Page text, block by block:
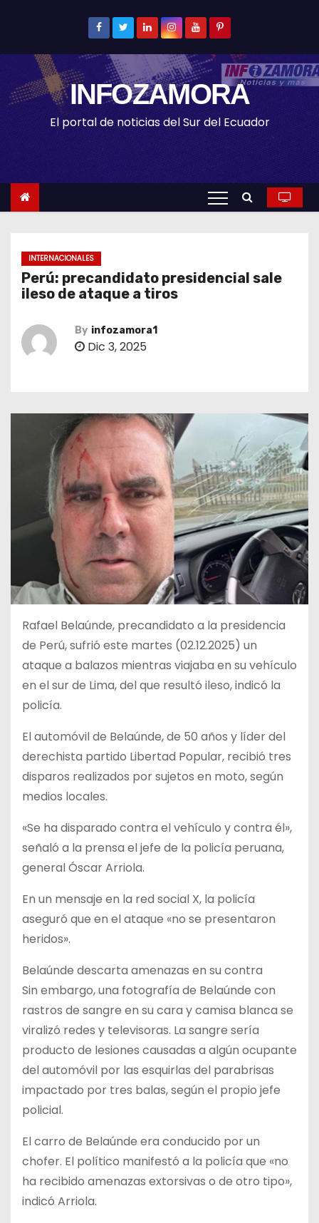
t
e
INFOZAMORA
El portal de noticias del Sur del Ecuador
INTERNACIONALES
Perú: precandidato presidencial sale
ileso de ataque a tiros
By infozamora1
Dic 3, 2025
Rafael Belaúnde, precandidato a la presidencia
de Perú, sufrió este martes (02.12.2025) un
ataque a balazos mientras viajaba en su vehículo
en el sur de Lima, del que resultó ileso, indicó la
policía.
El automóvil de Belaúnde, de 50 años y líder del
derechista partido Libertad Popular, recibió tres
disparos realizados por sujetos en moto, según
medios locales.
«Se ha disparado contra el vehículo y contra él»,
señaló a la prensa el jefe de la policía peruana,
general Óscar Arriola.
En un mensaje en la red social X, la policía
aseguró que en el ataque «no se presentaron
heridos».
Belaúnde descarta amenazas en su contra
Sin embargo, una fotografía de Belaúnde con
rastros de sangre en su cara y camisa blanca se
viralizó redes y televisoras. La sangre sería
producto de lesiones causadas a algún ocupante
del automóvil por las esquirlas del parabrisas
impactado por tres balas, según el propio jefe
policial.
El carro de Belaúnde era conducido por un
chofer. El político manifestó a la policía que «no
ha recibido amenazas extorsivas o de otro tipo»,
indicó Arriola.